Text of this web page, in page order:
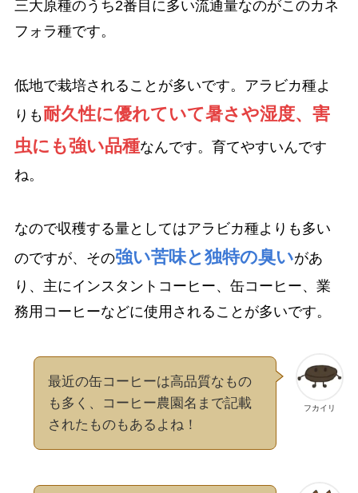
三大原種のうち2番目に多い流通量なのがこのカネ
フォラ種です。
低地で栽培されることが多いです。アラビカ種よ
りも耐久性に優れていて暑さや湿度、害
虫にも強い品種なんです。育てやすいんです
ね。
なので収穫する量としてはアラビカ種よりも多い
のですが、その強い苦味と独特の臭いがあ
り、主にインスタントコーヒー、缶コーヒー、業
務用コーヒーなどに使用されることが多いです。
フカイリ
最近の缶コーヒーは高品質なもの
も多く、コーヒー農園名まで記載
されたものもあるよね！